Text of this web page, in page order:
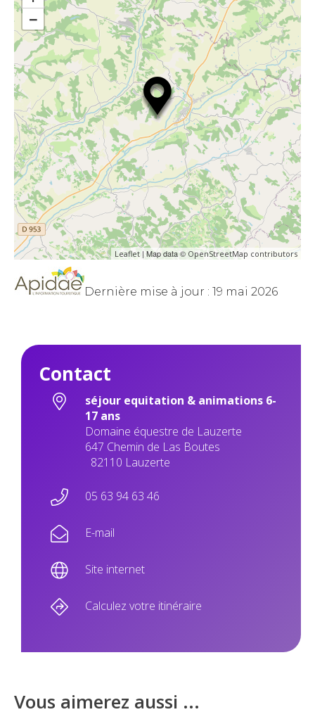
−
Leaflet | Map data © OpenStreetMap contributors
Dernière mise à jour : 19 mai 2026
Contact
séjour equitation & animations 6-
17 ans
Domaine équestre de Lauzerte
647 Chemin de Las Boutes
82110 Lauzerte
05 63 94 63 46
E-mail
Site internet
Calculez votre itinéraire
Vous aimerez aussi ...